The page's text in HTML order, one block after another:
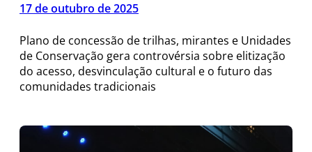
17 de outubro de 2025
Plano de concessão de trilhas, mirantes e Unidades
de Conservação gera controvérsia sobre elitização
do acesso, desvinculação cultural e o futuro das
comunidades tradicionais